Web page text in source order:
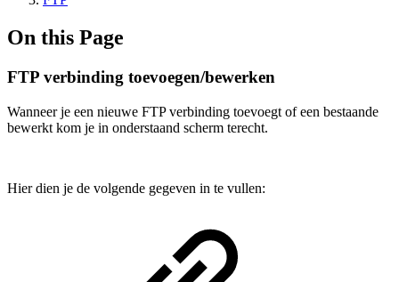
On this Page
FTP verbinding toevoegen/bewerken
Wanneer je een nieuwe FTP verbinding toevoegt of een bestaande
bewerkt kom je in onderstaand scherm terecht.
Hier dien je de volgende gegeven in te vullen: